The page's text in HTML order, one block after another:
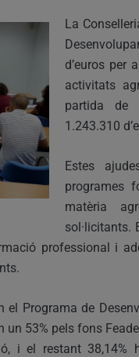
La
d’euros per
activitats
partida de
1.243.310
Estes
programes
matèria
sol·licitants.
professional i
el Programa de
53% pels fons
i el restant